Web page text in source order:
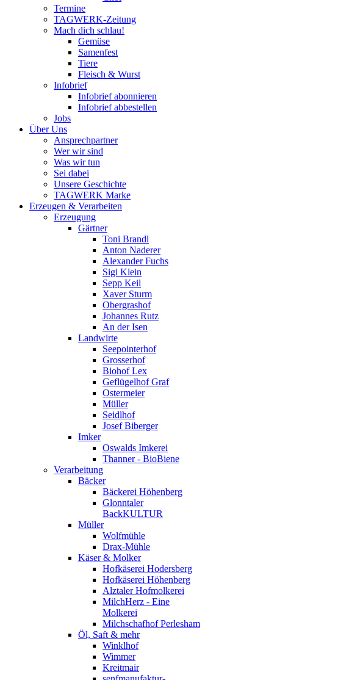
Termine
TAGWERK-Zeitung
Mach dich schlau!
Gemüse
Samenfest
Tiere
Fleisch & Wurst
Infobrief
Infobrief abonnieren
Infobrief abbestellen
Jobs
Über Uns
Ansprechpartner
Wer wir sind
Was wir tun
Sei dabei
Unsere Geschichte
TAGWERK Marke
Erzeugen & Verarbeiten
Erzeugung
Gärtner
Toni Brandl
Anton Naderer
Alexander Fuchs
Sigi Klein
Sepp Keil
Xaver Sturm
Obergrashof
Johannes Rutz
An der Isen
Landwirte
Seepointerhof
Grosserhof
Biohof Lex
Geflügelhof Graf
Ostermeier
Müller
Seidlhof
Josef Biberger
Imker
Oswalds Imkerei
Thanner - BioBiene
Verarbeitung
Bäcker
Bäckerei Höhenberg
Glonntaler
BackKULTUR
Müller
Wolfmühle
Drax-Mühle
Käser & Molker
Hofkäserei Hodersberg
Hofkäserei Höhenberg
Alztaler Hofmolkerei
MilchHerz - Eine
Molkerei
Milchschafhof Perlesham
Öl, Saft & mehr
Winklhof
Wimmer
Kreitmair